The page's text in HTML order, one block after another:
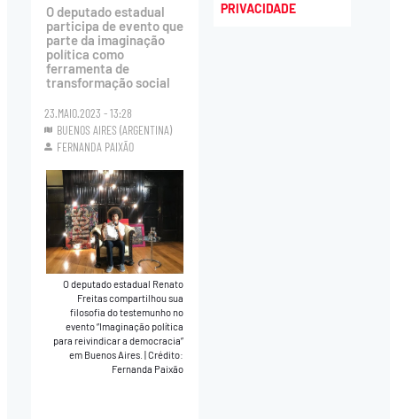
O deputado estadual
participa de evento que
parte da imaginação
política como
ferramenta de
transformação social
23.MAIO.2023 - 13:28
BUENOS AIRES (ARGENTINA)
FERNANDA PAIXÃO
O deputado estadual Renato
Freitas compartilhou sua
filosofia do testemunho no
evento “Imaginação política
para reivindicar a democracia”
em Buenos Aires.|Crédito:
Fernanda Paixão
PRIVACIDADE